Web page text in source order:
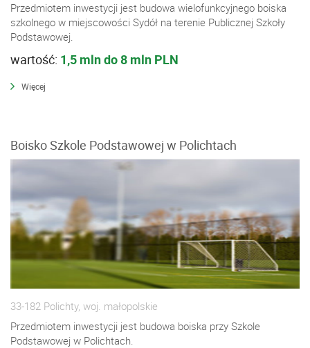
Przedmiotem inwestycji jest budowa wielofunkcyjnego boiska
szkolnego w miejscowości Sydół na terenie Publicznej Szkoły
Podstawowej.
wartość: 1,5 mln do 8 mln PLN
Więcej
Boisko Szkole Podstawowej w Polichtach
33-182 Polichty, woj. małopolskie
Przedmiotem inwestycji jest budowa boiska przy Szkole
Podstawowej w Polichtach.